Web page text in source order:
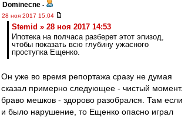
Dominecne -
28 ноя 2017 15:04
Stemid » 28 ноя 2017 14:53
Ипотека на полчаса разберет этот эпизод,
чтобы показать всю глубину ужасного
проступка Ещенко.
Он уже во время репортажа сразу не думая
сказал примерно следующее - чистый момент.
браво мешков - здорово разобрался. Там если
и было нарушение, то Ещенко опасно играл